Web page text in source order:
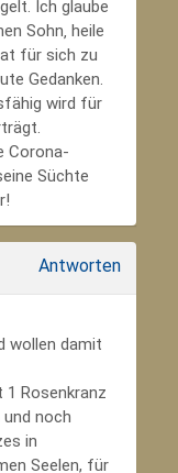
Ich glaube
Sohn‚ heile
für sich zu
Gedanken.
wird für
Corona-
Süchte
Antworten
wollen damit
Rosenkranz
noch
in
Seelen, für